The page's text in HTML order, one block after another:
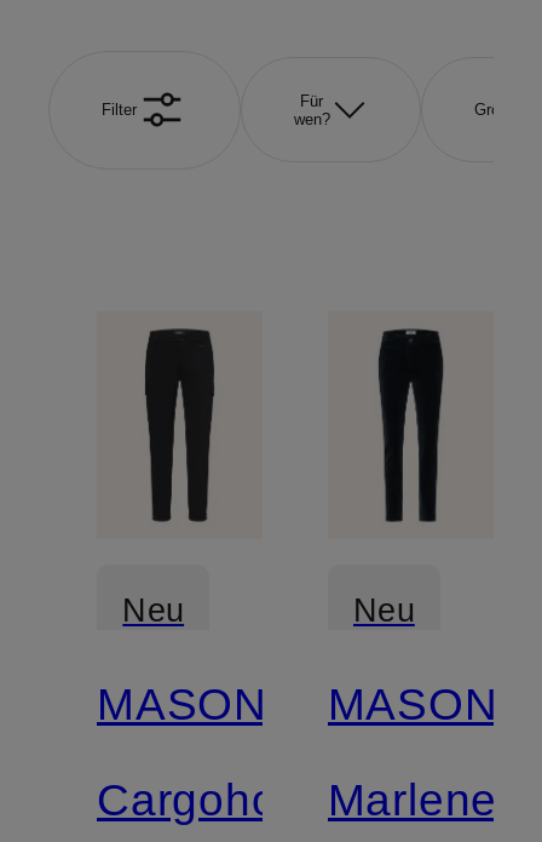
Filter
Für
wen?
Größe
Neu
MASON'S
Cargohose
Neu
MASON'S